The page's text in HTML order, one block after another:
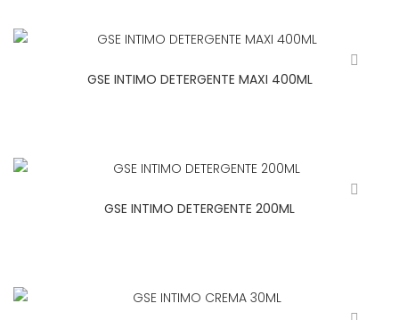
GSE INTIMO DETERGENTE MAXI 400ML
GSE INTIMO DETERGENTE 200ML